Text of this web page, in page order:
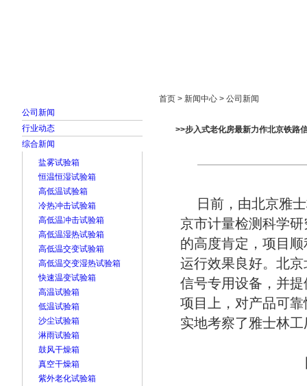
公司新闻
行业动态
综合新闻
盐雾试验箱
恒温恒湿试验箱
高低温试验箱
冷热冲击试验箱
高低温冲击试验箱
高低温湿热试验箱
高低温交变试验箱
高低温交变湿热试验箱
快速温变试验箱
高温试验箱
低温试验箱
沙尘试验箱
淋雨试验箱
鼓风干燥箱
真空干燥箱
紫外老化试验箱
首页 > 新闻中心 > 公司新闻
>>步入式老化房最新力作北京铁路
日前，由北京雅士
京市计量检测科学
的高度肯定，项目
运行效果良好。北
信号专用设备，并
项目上，对产品可
实地考察了雅士林